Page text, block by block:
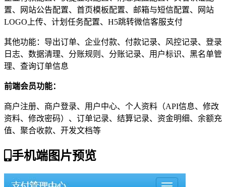
置、网站公告配置、首页模板配置、邮箱与短信配置、网站
LOGO上传、计划任务配置、H5跳转微信客服支付
其他功能：导出订单、企业付款、付款记录、风控记录、登录
日志、数据清理、分账规则、分账记录、用户标识、黑名单管
理、查询订单信息
前端会员功能：
商户注册、商户登录、用户中心、个人资料（API信息、修改
资料、修改密码）、订单记录、结算记录、资金明细、余额充
值、聚合收款、开发文档等
手机端图片预览